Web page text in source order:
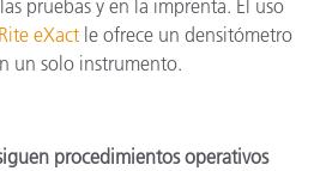
pruebas y en la imprenta. El uso
eXact le ofrece un densitómetro
un solo instrumento.
procedimientos operativos